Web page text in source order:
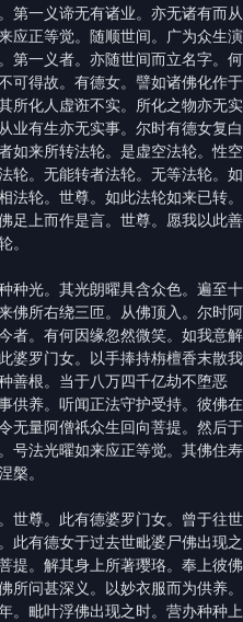
第一义谛无有诸业。亦无诸有而从
应正等觉。随顺世间。广为众生演
第一义者。亦随世间而立名字。何
可得故。有德女。譬如诸佛化作于
所化人虚诳不实。所化之物亦无实
业有生亦无实事。尔时有德女复白
如来所转法轮。是虚空法轮。性空
轮。无能转者法轮。无等法轮。如
法轮。世尊。如此法轮如来已转。
足上而作是言。世尊。愿我以此善
。
光。其光朗曜具含众色。遍至十
佛所右绕三匝。从佛顶入。尔时阿
者。有何因缘忽然微笑。如我意解
婆罗门女。以手捧持栴檀香末散我
善根。当于八万四千亿劫不堕恶
供养。听闻正法守护受持。彼佛在
无量阿僧祇众生回向菩提。然后于
号法光曜如来应正等觉。其佛住寿
槃。
尊。此有德婆罗门女。曾于往世
此有德女于过去世毗婆尸佛出现之
提。解其身上所著璎珞。奉上彼佛
问甚深义。以妙衣服而为供养。
。毗叶浮佛出现之时。营办种种上